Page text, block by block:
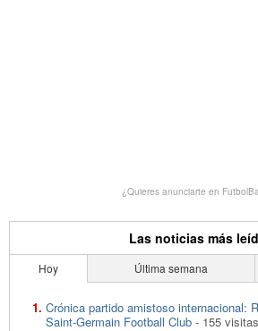
¿Quieres anunciarte en
Las noticias más
Hoy Última semana
Crónica partido amistoso internacional:
Saint-Germain Football Club - 155 visitas